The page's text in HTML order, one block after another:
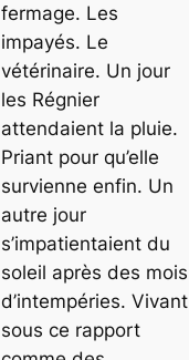
fermage. Les
impayés. Le
vétérinaire. Un jour
les Régnier
attendaient la pluie.
Priant pour qu’elle
survienne enfin. Un
autre jour
s’impatientaient du
soleil après des mois
d’intempéries. Vivant
sous ce rapport